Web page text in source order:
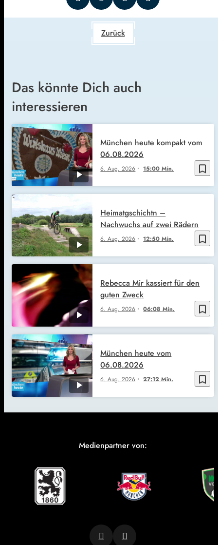
Zurück
Das könnte Dich auch
interessieren
bookmark_border
6. Aug. 2026 15:00 Min.
München heute kompakt vom
06.08.2026
bookmark_border
6. Aug. 2026 12:50 Min.
Heimatgschichtn –
Nachwuchs auf zwei Rädern
bookmark_border
6. Aug. 2026 06:08 Min.
Rebecca Mir kassiert für den
guten Zweck
bookmark_border
6. Aug. 2026 27:12 Min.
München heute vom
06.08.2026
Medienpartner von: